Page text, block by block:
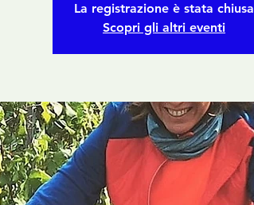
La registrazione è stata chiusa
Scopri gli altri eventi